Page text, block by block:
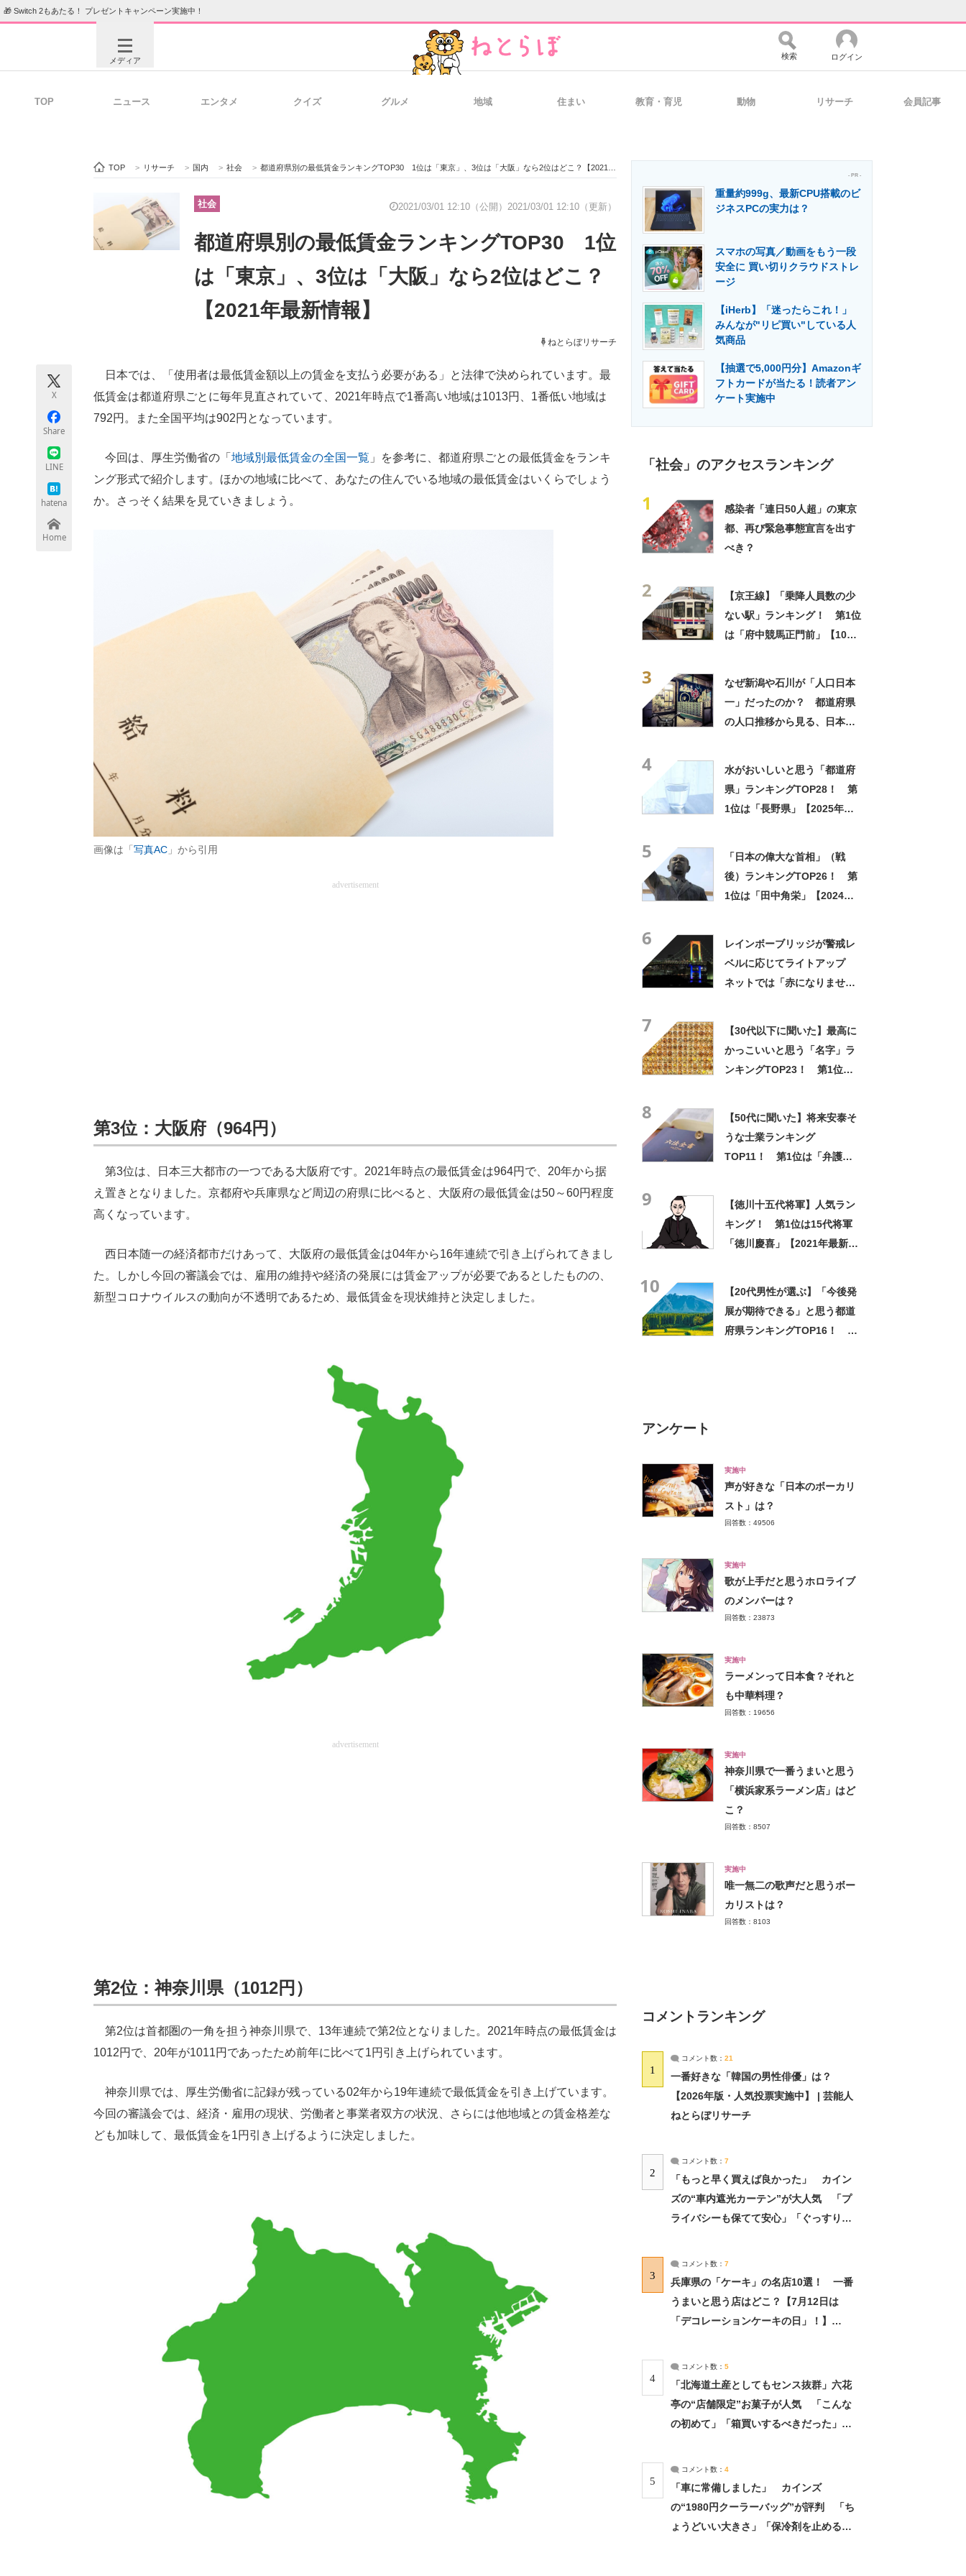
🎁 Switch 2もあたる！ プレゼントキャンペーン実施中！
メディア
ビジネスと働き方のヒント 経営リーダーのコミュニティ マーケ×ITの今がよく分かる
製造業のIT導入・活用を支援
エネルギーの専門メディア 建設×テクノロジーの最前線
ちょっと気になるネットの話題
検索 ログイン
TOP ニュース エンタメ クイズ グルメ 地域 住まい 教育・育児 動物 リサーチ 会員記事
TOP > リサーチ > 国内 > 社会 > 都道府県別の最低賃金ランキングTOP30 1位は「東京」、3位は「大阪」なら2位はどこ？【2021年最新情報】
社会 2021/03/01 12:10（公開） 2021/03/01 12:10（更新）
都道府県別の最低賃金ランキングTOP30 1位
は「東京」、3位は「大阪」なら2位はどこ？
【2021年最新情報】
ねとらぼリサーチ
X
Share
LINE
hatena
Home
日本では、「使用者は最低賃金額以上の賃金を支払う必要がある」と法律で決められています。最
低賃金は都道府県ごとに毎年見直されていて、2021年時点で1番高い地域は1013円、1番低い地域は
792円。また全国平均は902円となっています。
今回は、厚生労働省の「 地域別最低賃金の全国一覧 」を参考に、都道府県ごとの最低賃金をランキ
ング形式で紹介します。ほかの地域に比べて、あなたの住んでいる地域の最低賃金はいくらでしょう
か。さっそく結果を見ていきましょう。
画像は「 写真AC 」から引用
advertisement
第3位：大阪府（964円）
第3位は、日本三大都市の一つである大阪府です。2021年時点の最低賃金は964円で、20年から据
え置きとなりました。京都府や兵庫県など周辺の府県に比べると、大阪府の最低賃金は50～60円程度
高くなっています。
西日本随一の経済都市だけあって、大阪府の最低賃金は04年から16年連続で引き上げられてきまし
た。しかし今回の審議会では、雇用の維持や経済の発展には賃金アップが必要であるとしたものの、
新型コロナウイルスの動向が不透明であるため、最低賃金を現状維持と決定しました。
advertisement
第2位：神奈川県（1012円）
第2位は首都圏の一角を担う神奈川県で、13年連続で第2位となりました。2021年時点の最低賃金は
1012円で、20年が1011円であったため前年に比べて1円引き上げられています。
神奈川県では、厚生労働省に記録が残っている02年から19年連続で最低賃金を引き上げています。
今回の審議会では、経済・雇用の現状、労働者と事業者双方の状況、さらには他地域との賃金格差な
ども加味して、最低賃金を1円引き上げるように決定しました。
- PR -
重量約999g、最新CPU搭載のビ
ジネスPCの実力は？
スマホの写真／動画をもう一段
安全に 買い切りクラウドストレ
ージ
【iHerb】「迷ったらこれ！」
みんなが"リピ買い"している人
気商品
【抽選で5,000円分】Amazonギ
フトカードが当たる！読者アン
ケート実施中
「社会」のアクセスランキング
1
感染者「連日50人超」の東京
都、再び緊急事態宣言を出す
べき？
2
【京王線】「乗降人員数の少
ない駅」ランキング！ 第1位
は「府中競馬正門前」【10月
3
なぜ新潟や石川が「人口日本
一」だったのか？ 都道府県
の人口推移から見る、日本近
4
水がおいしいと思う「都道府
県」ランキングTOP28！ 第
1位は「長野県」【2025年最
5
「日本の偉大な首相」（戦
後）ランキングTOP26！ 第
1位は「田中角栄」【2024年
6
レインボーブリッジが警戒レ
ベルに応じてライトアップ
ネットでは「赤になりません
7
【30代以下に聞いた】最高に
かっこいいと思う「名字」ラ
ンキングTOP23！ 第1位は
8
【50代に聞いた】将来安泰そ
うな士業ランキング
TOP11！ 第1位は「弁護
9
【徳川十五代将軍】人気ラン
キング！ 第1位は15代将軍
「徳川慶喜」【2021年最新投
10
【20代男性が選ぶ】「今後発
展が期待できる」と思う都道
府県ランキングTOP16！ 第
アンケート
実施中
声が好きな「日本のボーカリ
スト」は？
回答数：49506
実施中
歌が上手だと思うホロライブ
のメンバーは？
回答数：23873
実施中
ラーメンって日本食？それと
も中華料理？
回答数：19656
実施中
神奈川県で一番うまいと思う
「横浜家系ラーメン店」はど
こ？
回答数：8507
実施中
唯一無二の歌声だと思うボー
カリストは？
回答数：8103
コメントランキング
1
コメント数： 21
一番好きな「韓国の男性俳優」は？
【2026年版・人気投票実施中】 | 芸能人
ねとらぼリサーチ
2
コメント数： 7
「もっと早く買えば良かった」 カイン
ズの“車内遮光カーテン”が大人気 「プ
ライバシーも保てて安心」「ぐっすり眠
3
コメント数： 7
兵庫県の「ケーキ」の名店10選！ 一番
うまいと思う店はどこ？【7月12日は
「デコレーションケーキの日」！】
4
コメント数： 5
「北海道土産としてもセンス抜群」六花
亭の“店舗限定”お菓子が人気 「こんな
の初めて」「箱買いするべきだった」
5
コメント数： 4
「車に常備しました」 カインズ
の“1980円クーラーバッグ”が評判 「ち
ょうどいい大きさ」「保冷剤を止めるベ